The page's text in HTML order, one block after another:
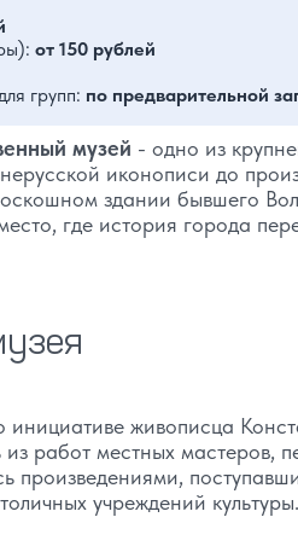
от 150 рублей
групп: по предварительной
музей - одно из
иконописи до
здании бывшего
где история города
инициативе живописца
работ местных мастеров,
произведениями,
учреждений культуры.